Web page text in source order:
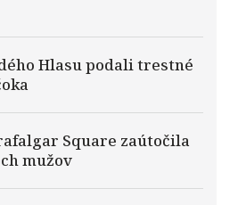
Hlasu podali trestné
Square zaútočila
mužov